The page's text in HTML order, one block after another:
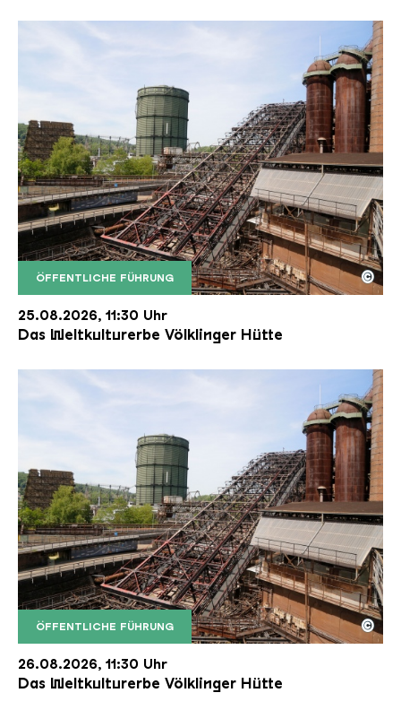
ÖFFENTLICHE FÜHRUNG
Der Erzschrägaufzug der Völklinger Hütte mit
Copyright: Weltkulturerbe Völklinger Hütte | Karl
©
25.08.2026, 11:30 Uhr
Das Weltkulturerbe Völklinger Hütte
ÖFFENTLICHE FÜHRUNG
Der Erzschrägaufzug der Völklinger Hütte mit
Copyright: Weltkulturerbe Völklinger Hütte | Karl
©
26.08.2026, 11:30 Uhr
Das Weltkulturerbe Völklinger Hütte